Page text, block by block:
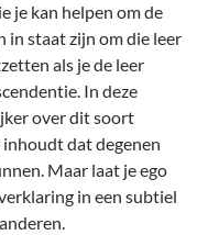
je kan helpen om de
in staat zijn om die leer
als je de leer
In deze
over dit soort
dat degenen
Maar laat je ego
in een subtiel